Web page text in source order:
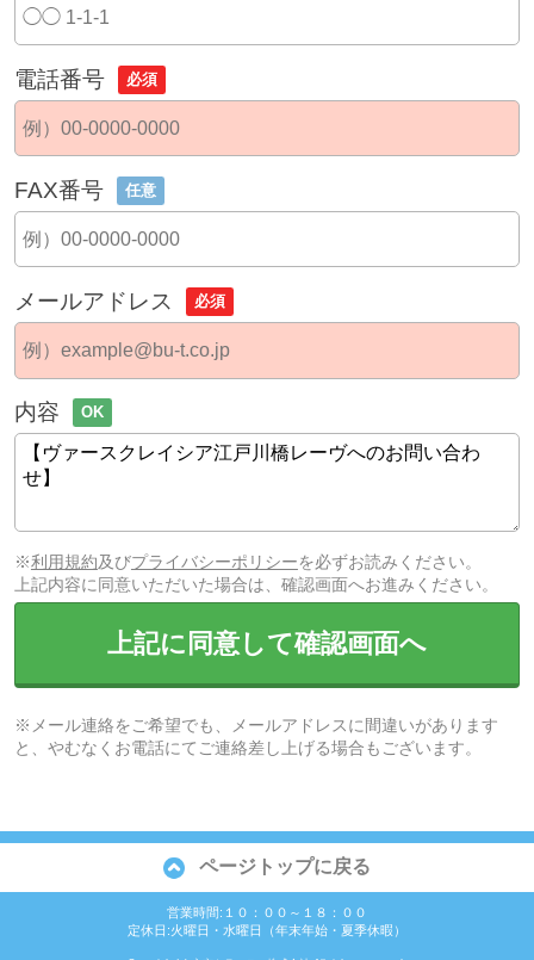
電話番号 必須
FAX番号 任意
メールアドレス 必須
内容 OK
※利用規約及びプライバシーポリシーを必ずお読みください。
上記内容に同意いただいた場合は、確認画面へお進みください。
上記に同意して確認画面へ
※メール連絡をご希望でも、メールアドレスに間違いがあります
と、やむなくお電話にてご連絡差し上げる場合もございます。
ページトップに戻る
営業時間:１０：００～１８：００
定休日:火曜日・水曜日（年末年始・夏季休暇）